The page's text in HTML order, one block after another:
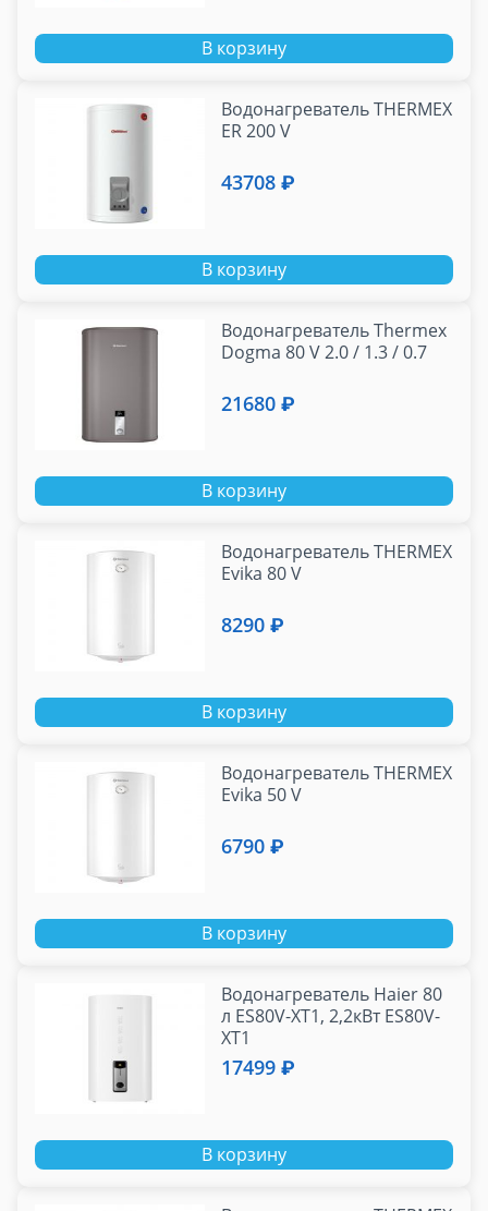
В корзину
Водонагреватель THERMEX
ER 200 V
43708 ₽
В корзину
Водонагреватель Thermex
Dogma 80 V 2.0 / 1.3 / 0.7
21680 ₽
В корзину
Водонагреватель THERMEX
Evika 80 V
8290 ₽
В корзину
Водонагреватель THERMEX
Evika 50 V
6790 ₽
В корзину
Водонагреватель Haier 80
л ES80V-XT1, 2,2кВт ES80V-
XT1
17499 ₽
В корзину